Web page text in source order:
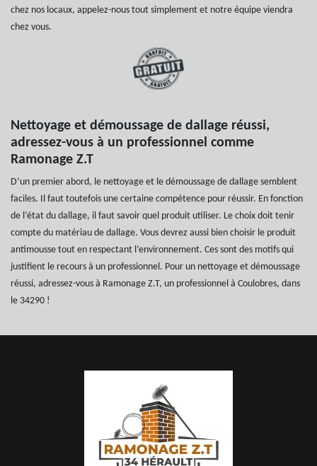
chez nos locaux, appelez-nous tout simplement et notre équipe viendra
chez vous.
Nettoyage et démoussage de dallage réussi,
adressez-vous à un professionnel comme
Ramonage Z.T
D’un premier abord, le nettoyage et le démoussage de dallage semblent
faciles. Il faut toutefois une certaine compétence pour réussir. En fonction
de l’état du dallage, il faut savoir quel produit utiliser. Le choix doit tenir
compte du matériau de dallage. Vous devrez aussi bien choisir le produit
antimousse tout en respectant l’environnement. Ces sont des motifs qui
justifient le recours à un professionnel. Pour un nettoyage et démoussage
réussi, adressez-vous à Ramonage Z.T, un professionnel à Coulobres, dans
le 34290 !